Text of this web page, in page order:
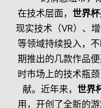
在技术层面， 世界
现实技术（VR）、
等领域持续投入，
期推出的几款作品
时市场上的技术瓶
献。近年来， 世界
用，开创了全新的